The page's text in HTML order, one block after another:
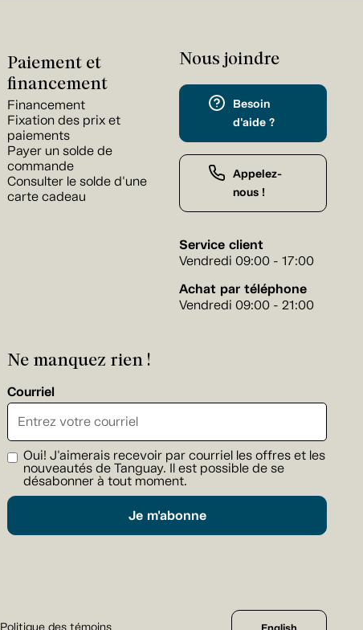
Paiement et
financement
Financement
Fixation des prix et
paiements
Payer un solde de
commande
Consulter le solde d'une
carte cadeau
Nous joindre
Besoin
d'aide ?
Appelez-
nous !
Service client
Vendredi 09:00 - 17:00
Achat par téléphone
Vendredi 09:00 - 21:00
Ne manquez rien !
Courriel
Oui! J'aimerais recevoir par courriel les offres et les
nouveautés de Tanguay. Il est possible de se
désabonner à tout moment.
Je m'abonne